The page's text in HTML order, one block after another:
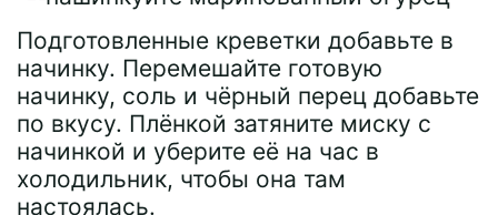
Подготовленные креветки добавьте в
начинку. Перемешайте готовую
начинку, соль и чёрный перец добавьте
по вкусу. Плёнкой затяните миску с
начинкой и уберите её на час в
холодильник, чтобы она там
настоялась.